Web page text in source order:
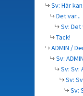
Sv: Här
Det var...
Sv: Det
Tack!
ADMIN /
Sv:
Sv: Sv:
Sv:
Sv: